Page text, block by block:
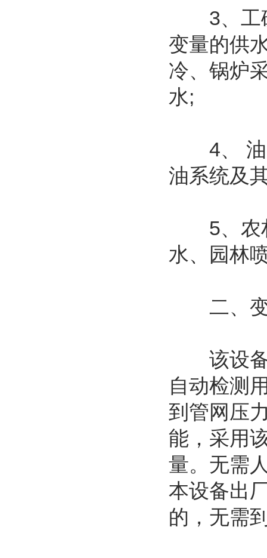
3、工矿
变量的供
冷、锅炉
水;
4、 油
油系统及
5、农村
水、园林
二、变
该设备
自动检测
到管网压
能，采用
量。无需
本设备出
的，无需